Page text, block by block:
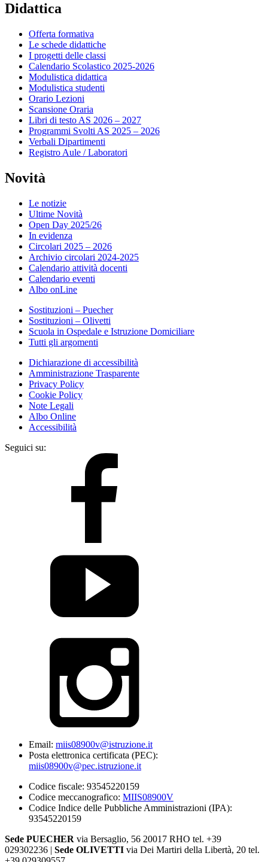
Didattica
Offerta formativa
Le schede didattiche
I progetti delle classi
Calendario Scolastico 2025-2026
Modulistica didattica
Modulistica studenti
Orario Lezioni
Scansione Oraria
Libri di testo AS 2026 – 2027
Programmi Svolti AS 2025 – 2026
Verbali Dipartimenti
Registro Aule / Laboratori
Novità
Le notizie
Ultime Novità
Open Day 2025/26
In evidenza
Circolari 2025 – 2026
Archivio circolari 2024-2025
Calendario attività docenti
Calendario eventi
Albo onLine
Sostituzioni – Puecher
Sostituzioni – Olivetti
Scuola in Ospedale e Istruzione Domiciliare
Tutti gli argomenti
Dichiarazione di accessibilità
Amministrazione Trasparente
Privacy Policy
Cookie Policy
Note Legali
Albo Online
Accessibilità
Seguici su:
Email: miis08900v@istruzione.it
Posta elettronica certificata (PEC):
miis08900v@pec.istruzione.it
Codice fiscale: 93545220159
Codice meccanografico: MIIS08900V
Codice Indice delle Pubbliche Amministrazioni (IPA):
93545220159
Sede PUECHER via Bersaglio, 56 20017 RHO tel. +39
029302236 | Sede OLIVETTI via Dei Martiri della Libertà, 20 tel.